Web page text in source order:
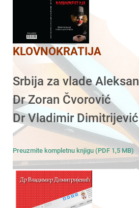
KLOVNOKRATIJA
Srbija za vlade
Dr Zoran Čvorović
Dr Vladimir Dimitrijević
Preuzmite kompletnu knjigu (PDF 1,5 MB)